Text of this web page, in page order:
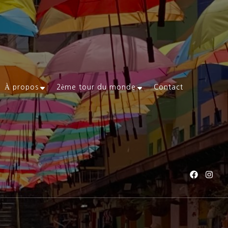
À propos 2ème tour du monde Contact